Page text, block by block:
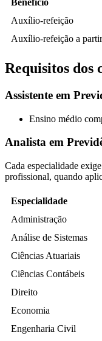
Benefício
Auxílio-refeição
Auxílio-refeição a
Requisitos dos
Assistente em
Ensino médio
Analista em
Cada especialidade
profissional, quando
Especialidade
Administração
Análise de Sistemas
Ciências Atuariais
Ciências Contábeis
Direito
Economia
Engenharia Civil